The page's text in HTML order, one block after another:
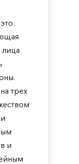
трех
и